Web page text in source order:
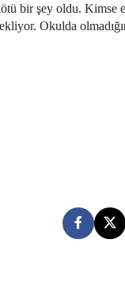
bir şey oldu. Kimse
Okulda